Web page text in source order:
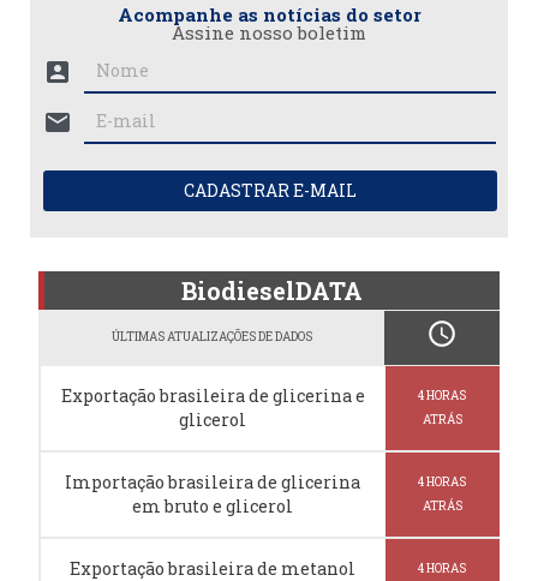
Acompanhe as notícias do setor
Assine nosso boletim
account_box
mail
CADASTRAR E-MAIL
BiodieselDATA
ÚLTIMAS ATUALIZAÇÕES DE DADOS schedule
Exportação brasileira de glicerina e
glicerol
4 HORAS
ATRÁS
Importação brasileira de glicerina
em bruto e glicerol
4 HORAS
ATRÁS
Exportação brasileira de metanol
4 HORAS